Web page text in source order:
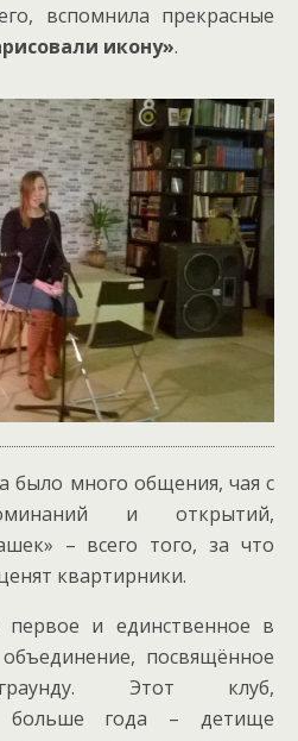
вспомнила прекрасные
икону».
было много общения, чая с
и открытий,
– всего того, за что
квартирники.
первое и единственное в
посвящённое
Этот клуб,
больше года – детище